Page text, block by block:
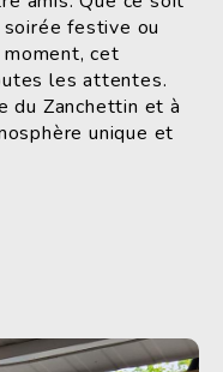
festive ou
cet
les attentes.
du Zanchettin et à
unique et